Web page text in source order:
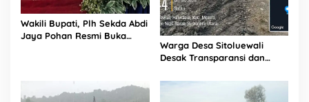
Wakili Bupati, Plh Sekda Abdi
Jaya Pohan Resmi Buka
Warga Desa Sitoluewali
Desak Transparansi dan
Jalan, Diduga Minim